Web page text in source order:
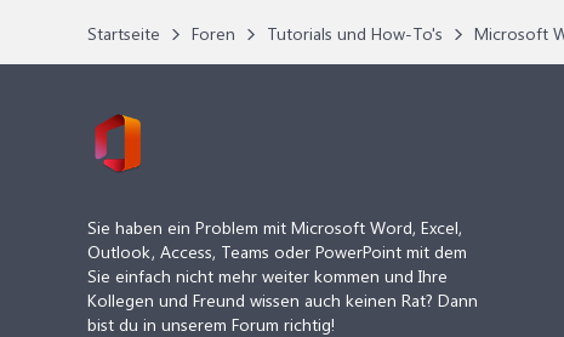
Startseite Foren Tutorials und How-To's Microsoft
Sie haben ein Problem mit Microsoft Word, Excel,
Outlook, Access, Teams oder PowerPoint mit dem
Sie einfach nicht mehr weiter kommen und Ihre
Kollegen und Freund wissen auch keinen Rat? Dann
bist du in unserem Forum richtig!